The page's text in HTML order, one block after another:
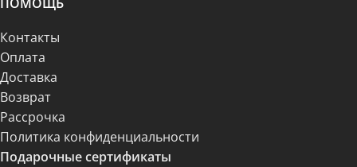
ПОМОЩЬ
Контакты
Оплата
Доставка
Возврат
Рассрочка
Политика конфиденциальности
Подарочные сертификаты